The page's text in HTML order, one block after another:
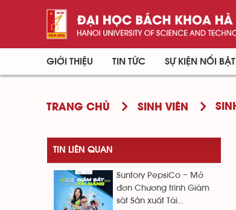
GIỚI THIỆU TIN TỨC SỰ KIỆN NỔI BẬT
TRANG CHỦ SINH VIÊN
TIN LIÊN QUAN
Suntory PepsiCo – Mở
đơn Chương trình Giám
sát Sản xuất Tài...